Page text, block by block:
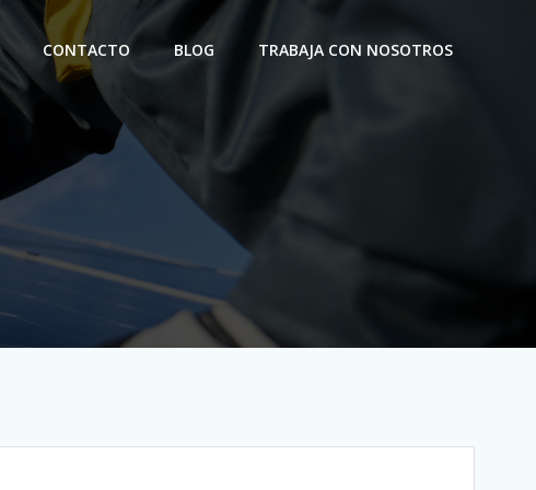
CONTACTO BLOG TRABAJA CON NOSOTROS